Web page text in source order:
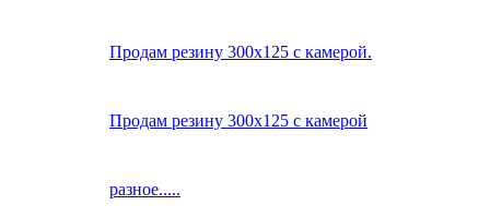
Продам резину 300х125 с камерой.
Продам резину 300х125 с камерой
разное.....